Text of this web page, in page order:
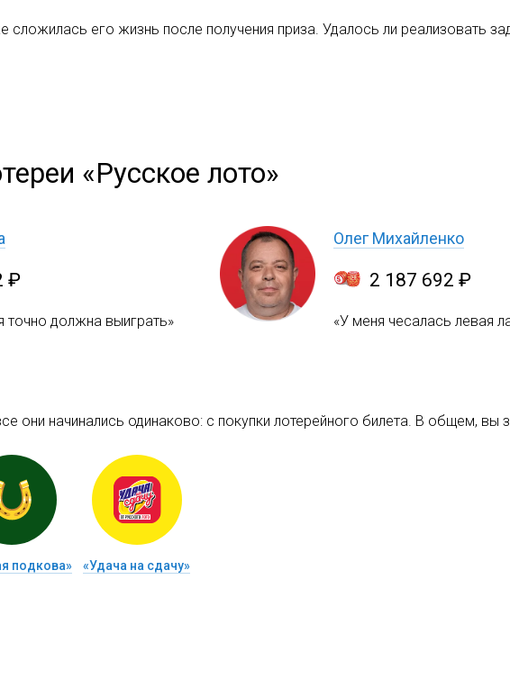
сложилась его жизнь после получения приза. Удалось ли реализовать
«Русское лото»
₽
точно должна выиграть»
Олег Михайленко
2 187 692 ₽
«У меня чесалась левая
они начинались одинаково: c покупки лотерейного билета. В общем, вы
подкова» «Удача на сдачу»